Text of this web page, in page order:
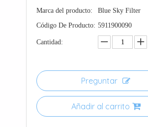
Marca del producto:
Blue Sky Filter
Código De Producto: 5911900090
Cantidad:
Preguntar
Añadir al carrito